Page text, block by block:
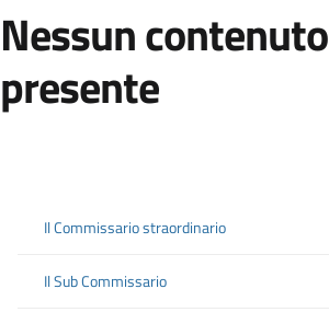
Nessun contenuto
presente
Il Commissario straordinario
Il Sub Commissario